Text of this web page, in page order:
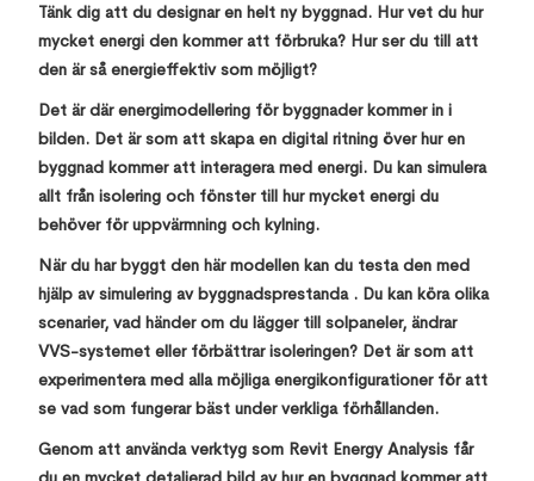
Tänk dig att du designar en helt ny byggnad. Hur vet du hur
mycket energi den kommer att förbruka? Hur ser du till att
den är så energieffektiv som möjligt?
Det är där energimodellering för byggnader kommer in i
bilden. Det är som att skapa en digital ritning över hur en
byggnad kommer att interagera med energi. Du kan simulera
allt från isolering och fönster till hur mycket energi du
behöver för uppvärmning och kylning.
När du har byggt den här modellen kan du testa den med
hjälp av simulering av byggnadsprestanda . Du kan köra olika
scenarier, vad händer om du lägger till solpaneler, ändrar
VVS-systemet eller förbättrar isoleringen? Det är som att
experimentera med alla möjliga energikonfigurationer för att
se vad som fungerar bäst under verkliga förhållanden.
Genom att använda verktyg som Revit Energy Analysis får